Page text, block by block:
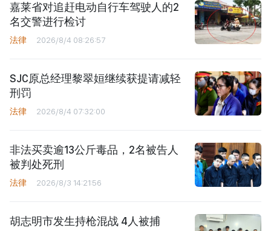
嘉莱省对追赶电动自行车驾驶人的2
名交警进行检讨
法律 2026/8/4 08:26:57
SJC原总经理黎翠姮继续获提请减轻
刑罚
法律 2026/8/4 07:32:00
非法买卖逾13公斤毒品，2名被告人
被判处死刑
法律 2026/8/3 14:21:56
胡志明市发生持枪混战 4人被捕